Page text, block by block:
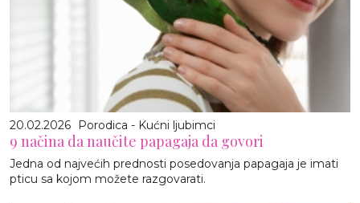
20.02.2026 Porodica - Kućni ljubimci
9 načina da naučite papagaja da govori
Jedna od najvećih prednosti posedovanja papagaja je imati
pticu sa kojom možete razgovarati.